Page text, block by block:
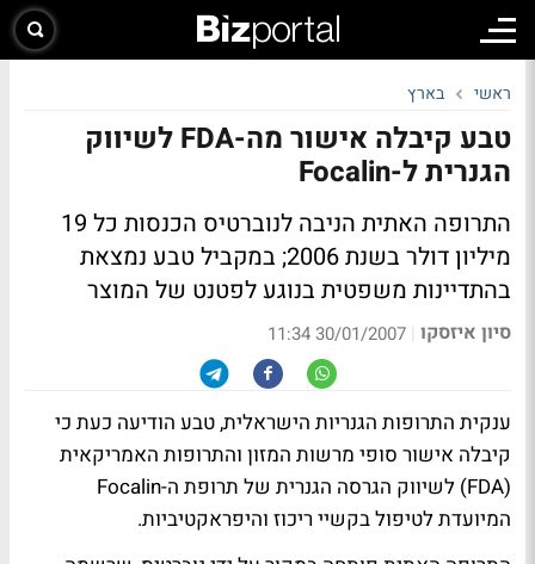
ראשי בארץ
טבע קיבלה אישור מה-FDA לשיווק
הגנרית ל-Focalin
התרופה האתית הניבה לנוברטיס הכנסות כל 19
מיליון דולר בשנת 2006; במקביל טבע נמצאת
בהתדיינות משפטית בנוגע לפטנט של המוצר
סיון איזסקו |
30/01/2007 11:34
ענקית התרופות הגנריות הישראלית, טבע הודיעה כעת כי
קיבלה אישור סופי מרשות המזון והתרופות האמריקאית
(FDA) לשיווק הגרסה הגנרית של תרופת ה-Focalin
המיועדת לטיפול בקשיי ריכוז והיפראקטיביות.